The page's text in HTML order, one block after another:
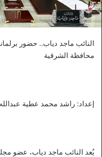
النائب ماجد دياب.. حضور
محافظة الشرقية
إعداد: راشد محمد عطية
يُعد النائب ماجد دياب، عضو